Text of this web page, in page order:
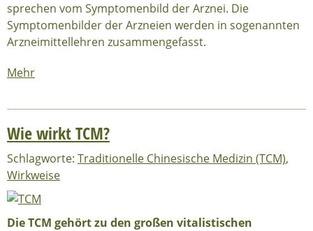
sprechen vom Symptomenbild der Arznei. Die
Symptomenbilder der Arzneien werden in sogenannten
Arzneimittellehren zusammengefasst.
Mehr
Wie wirkt TCM?
Schlagworte: Traditionelle Chinesische Medizin (TCM),
Wirkweise
Die TCM gehört zu den großen vitalistischen